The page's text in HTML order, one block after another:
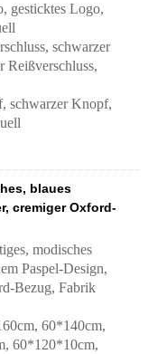
gesticktes Logo,
schwarzer
Reißverschluss,
schwarzer Knopf,
blaues
cremiger Oxford-
modisches
Paspel-Design,
Bezug, Fabrik
60*140cm,
60*120*10cm,